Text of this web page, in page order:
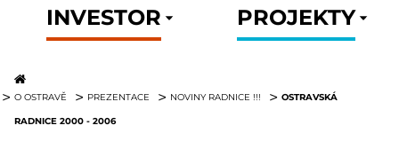
INVESTOR
PROJEKTY
O OSTRAVĚ PREZENTACE NOVINY RADNICE !!!
OSTRAVSKÁ
RADNICE 2000 - 2006